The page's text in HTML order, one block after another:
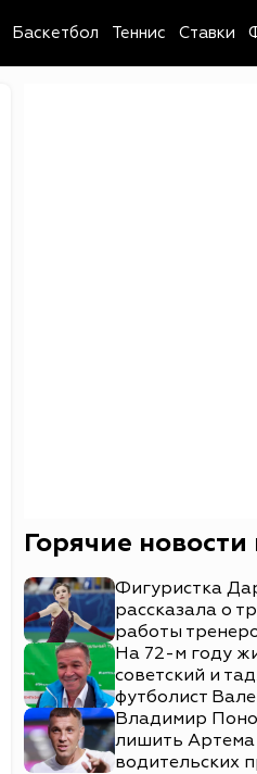
Баскетбол Теннис Ставки
Горячие
Фигуристка
рассказала о
работы
На 72-м году
советский и
футболист
Владимир
лишить
водительских